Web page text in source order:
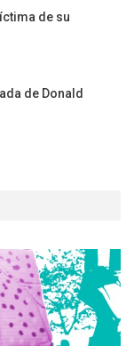
de su
de Donald